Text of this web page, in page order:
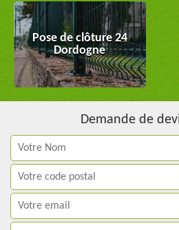
Pose de clôture 24
Dordogne
Demande de